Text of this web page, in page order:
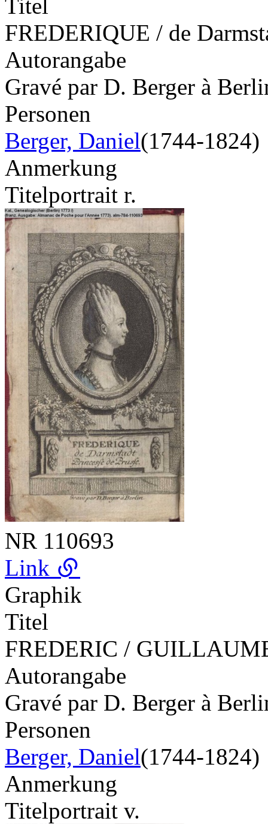
Titel
FREDERIQUE / de
Autorangabe
Gravé par D. Berger à
Personen
Berger, Daniel(1744-1824)
Anmerkung
Titelportrait r.
NR 110693
Link
Graphik
Titel
FREDERIC /
Autorangabe
Gravé par D. Berger à
Personen
Berger, Daniel(1744-1824)
Anmerkung
Titelportrait v.